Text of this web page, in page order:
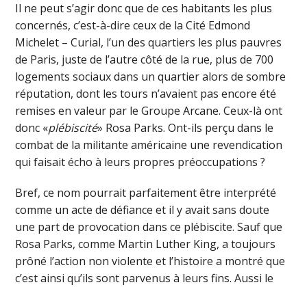
Il ne peut s’agir donc que de ces habitants les plus
concernés, c’est-à-dire ceux de la Cité Edmond
Michelet – Curial, l’un des quartiers les plus pauvres
de Paris, juste de l’autre côté de la rue, plus de 700
logements sociaux dans un quartier alors de sombre
réputation, dont les tours n’avaient pas encore été
remises en valeur par le Groupe Arcane. Ceux-là ont
donc «plébiscité» Rosa Parks. Ont-ils perçu dans le
combat de la militante américaine une revendication
qui faisait écho à leurs propres préoccupations ?
Bref, ce nom pourrait parfaitement être interprété
comme un acte de défiance et il y avait sans doute
une part de provocation dans ce plébiscite. Sauf que
Rosa Parks, comme Martin Luther King, a toujours
prôné l’action non violente et l’histoire a montré que
c’est ainsi qu’ils sont parvenus à leurs fins. Aussi le